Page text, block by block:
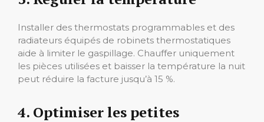
Installer des thermostats programmables et des
radiateurs équipés de robinets thermostatiques
aide à limiter le gaspillage. Chauffer uniquement
les pièces utilisées et baisser la température la nuit
peut réduire la facture jusqu’à 15 %.
4. Optimiser les petites